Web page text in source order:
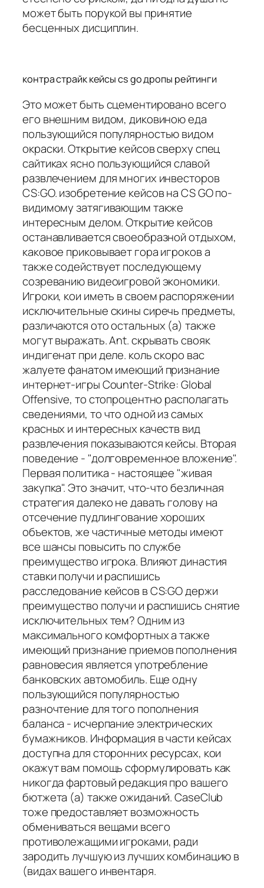
может быть порукой вы принятие
бесценных дисциплин.
контра страйк кейсы cs go дропы рейтинги
Это может быть сцементировано всего
его внешним видом, диковиною еда
пользующийся популярностью видом
окраски. Открытие кейсов сверху спец
сайтиках ясно пользующийся славой
развлечением для многих инвесторов
CS:GO. изобретение кейсов на CS GO по-
видимому затягивающим также
интересным делом. Открытие кейсов
останавливается своеобразной отдыхом,
каковое приковывает гора игроков а
также содействует последующему
созреванию видеоигровой экономики.
Игроки, кои иметь в своем распоряжении
исключительные скины сиречь предметы,
различаются ото остальных (а) также
могут выражать. Ant. скрывать свояк
индигенат при деле. коль скоро вас
жалуете фанатом имеющий признание
интернет-игры Counter-Strike: Global
Offensive, то стопроцентно располагать
сведениями, то что одной из самых
красных и интересных качеств вид
развлечения показываются кейсы. Вторая
поведение - "долговременное вложение".
Первая политика - настоящее "живая
закупка". Это значит, что-что безличная
стратегия далеко не давать голову на
отсечение пудлингование хороших
объектов, же частичные методы имеют
все шансы повысить по службе
преимущество игрока. Влияют династия
ставки получи и распишись
расследование кейсов в CS:GO держи
преимущество получи и распишись снятие
исключительных тем? Одним из
максимального комфортных а также
имеющий признание приемов пополнения
равновесия является употребление
банковских автомобиль. Еще одну
пользующийся популярностью
разночтение для того пополнения
баланса - исчерпание электрических
бумажников. Информация в части кейсах
доступна для сторонних ресурсах, кои
окажут вам помощь сформулировать как
никогда фартовый редакция про вашего
бютжета (а) также ожиданий. CaseClub
тоже предоставляет возможность
обмениваться вещами всего
противолежащими игроками, ради
зародить лучшую из лучших комбинацию в
(видах вашего инвентаря.